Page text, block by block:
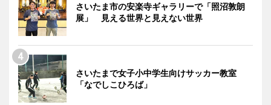
さいたま市の安楽寺ギャラリーで「照沼敦朗
展」 見える世界と見えない世界
さいたまで女子小中学生向けサッカー教室
「なでしこひろば」